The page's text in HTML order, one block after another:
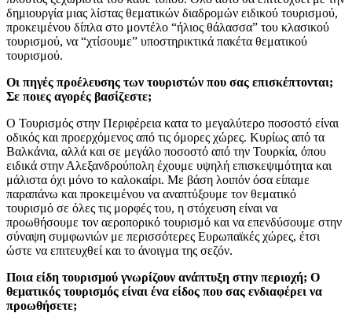
δημιουργία μιας λίστας θεματικών διαδρομών ειδικού τουρισμού,
προκειμένου δίπλα στο μοντέλο “ήλιος θάλασσα” του κλασικού
τουρισμού, να “χτίσουμε” υποστηρικτικά πακέτα θεματικού
τουρισμού.
Οι πηγές προέλευσης των τουριστών που σας επισκέπτονται;
Σε ποιες αγορές βασίζεστε;
Ο Τουρισμός στην Περιφέρεια κατα το μεγαλύτερο ποσοστό είναι
οδικός και προερχόμενος από τις όμορες χώρες. Κυρίως από τα
Βαλκάνια, αλλά και σε μεγάλο ποσοστό από την Τουρκία, όπου
ειδικά στην Αλεξανδρούπολη έχουμε υψηλή επισκεψιμότητα και
μάλιστα όχι μόνο το καλοκαίρι. Με βάση λοιπόν όσα είπαμε
παραπάνω και προκειμένου να αναπτύξουμε τον θεματικό
τουρισμό σε όλες τις μορφές του, η στόχευση είναι να
προωθήσουμε τον αεροπορικό τουρισμό και να επενδύσουμε στην
σύναψη συμφωνιών με περισσότερες Ευρωπαϊκές χώρες, έτσι
ώστε να επιτευχθεί και το άνοιγμα της σεζόν.
Ποια είδη τουρισμού γνωρίζουν ανάπτυξη στην περιοχή; Ο
θεματικός τουρισμός είναι ένα είδος που σας ενδιαφέρει να
προωθήσετε;